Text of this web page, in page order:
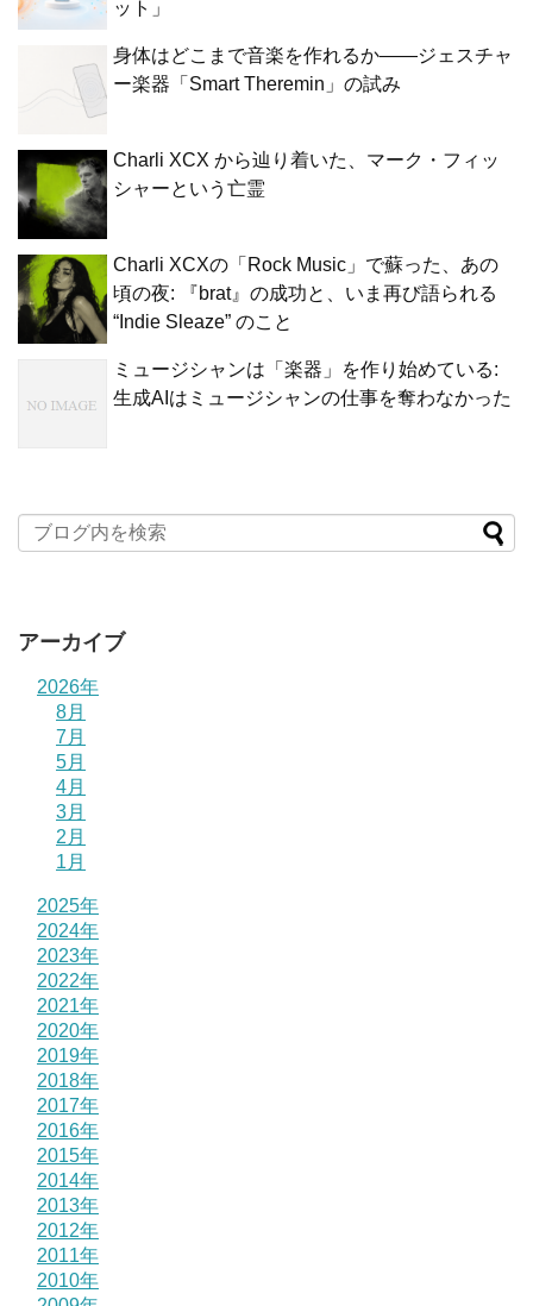
ット」
身体はどこまで音楽を作れるか——ジェスチャ
ー楽器「Smart Theremin」の試み
Charli XCX から辿り着いた、マーク・フィッ
シャーという亡霊
Charli XCXの「Rock Music」で蘇った、あの
頃の夜: 『brat』の成功と、いま再び語られる
“Indie Sleaze” のこと
ミュージシャンは「楽器」を作り始めている:
生成AIはミュージシャンの仕事を奪わなかった
アーカイブ
2026年
8月
7月
5月
4月
3月
2月
1月
2025年
2024年
2023年
2022年
2021年
2020年
2019年
2018年
2017年
2016年
2015年
2014年
2013年
2012年
2011年
2010年